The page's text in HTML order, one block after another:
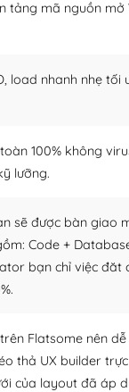
WordPress
trữ cho một diễn
bạn có thể lên
của bạn.
WordPress sẵn
themes
phần cài đặt
thêm các tính
hoặc miễn phí.
tảng mã nguồn mở
load nhanh nhẹ tối
100% không
lưỡng.
sẽ được bàn giao
Code +
bạn chỉ việc đăt
Flatsome nên
thả UX builder
của layout đã áp